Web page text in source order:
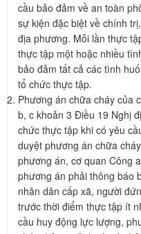
cầu bảo đảm về an toàn
sự kiện đặc biệt về chính
địa phương. Mỗi lần thực
thực tập một hoặc nhiều
bảo đảm tất cả các tình
tổ chức thực tập.
Phương án chữa cháy của
b, c khoản 3 Điều 19 Nghị
chức thực tập khi có yêu
duyệt phương án chữa
phương án, cơ quan Công
phương án phải thông báo
nhân dân cấp xã, người
trước thời điểm thực tập ít
cầu huy động lực lượng,